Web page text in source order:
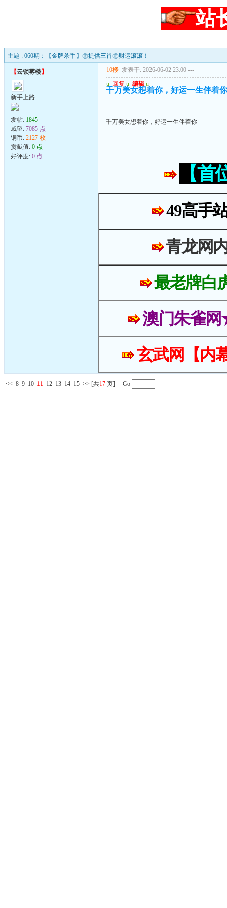
站
主题 : 060期：【金牌杀手】㊣提供三肖㊣财运滚滚！
【云锁雾楼】
新手上路
发帖: 1845
威望: 7085 点
铜币: 2127 枚
贡献值: 0 点
好评度: 0 点
10楼 发表于: 2026-06-02 23:00 ---
u 回复 u 编辑 u
千万美女想着你，好运一生伴着你
千万美女想着你，好运一生伴着你
【
49高手
青龙网
最老牌白
澳门朱雀
玄武网【内
<< 8 9 10 11 12 13 14 15 >> [共17 页] Go